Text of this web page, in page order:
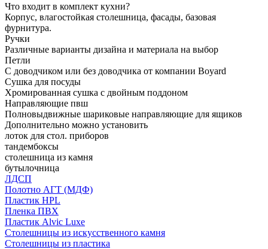
Что входит в комплект кухни?
Корпус, влагостойкая столешница, фасады, базовая
фурнитура.
Ручки
Различные варианты дизайна и материала на выбор
Петли
С доводчиком или без доводчика от компании Boyard
Сушка для посуды
Хромированная сушка с двойным поддоном
Направляющие пвш
Полновыдвижные шариковые направляющие для ящиков
Дополнительно можно установить
лоток для стол. приборов
тандембоксы
столешница из камня
бутылочница
ЛДСП
Полотно АГТ (МДФ)
Пластик HPL
Пленка ПВХ
Пластик Alvic Luxe
Столешницы из искусственного камня
Столешницы из пластика